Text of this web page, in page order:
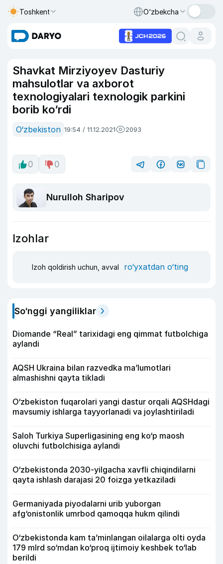
Toshkent O‘zbekcha
Shavkat Mirziyoyev Dasturiy
mahsulotlar va axborot
texnologiyalari texnologik parkini
borib ko‘rdi
O‘zbekiston 19:54 / 11.12.2021 2093
0 0
Nurulloh Sharipov
Izohlar
Izoh qoldirish uchun, avval ro‘yxatdan o‘ting
So‘nggi yangiliklar
Diomande “Real” tarixidagi eng qimmat futbolchiga
aylandi
AQSH Ukraina bilan razvedka ma’lumotlari
almashishni qayta tikladi
O‘zbekiston fuqarolari yangi dastur orqali AQSHdagi
mavsumiy ishlarga tayyorlanadi va joylashtiriladi
Saloh Turkiya Superligasining eng ko‘p maosh
oluvchi futbolchisiga aylandi
O‘zbekistonda 2030-yilgacha xavfli chiqindilarni
qayta ishlash darajasi 20 foizga yetkaziladi
Germaniyada piyodalarni urib yuborgan
afg‘onistonlik umrbod qamoqqa hukm qilindi
O‘zbekistonda kam ta’minlangan oilalarga olti oyda
179 mlrd so‘mdan ko‘proq ijtimoiy keshbek to‘lab
berildi